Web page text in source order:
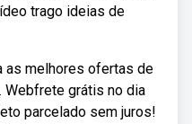
trago ideias de
as melhores ofertas de
Webfrete grátis no dia
parcelado sem juros!